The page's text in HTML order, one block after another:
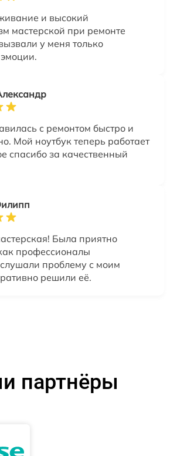
и высокий
мастерской при ремонте
у меня только
с ремонтом быстро и
Мой ноутбук теперь работает
спасибо за качественный
Была приятно
профессионалы
проблему с моим
решили её.
партнёры